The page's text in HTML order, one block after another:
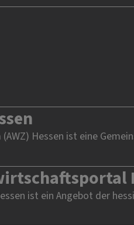
Hessen ist eine
ist ein Angebot der